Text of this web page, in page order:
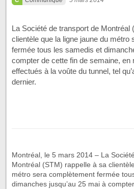
La Société de transport de Montréal
clientèle que la ligne jaune du métro
fermée tous les samedis et
compter de cette fin de semaine, en
effectués à la voûte du tunnel, tel
dernier.
Montréal, le 5 mars 2014 – La
Montréal (STM) rappelle à sa
métro sera complètement fermée
dimanches jusqu’au 25 mai à